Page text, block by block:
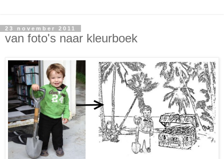
23 november 2011
van foto's naar kleurboek